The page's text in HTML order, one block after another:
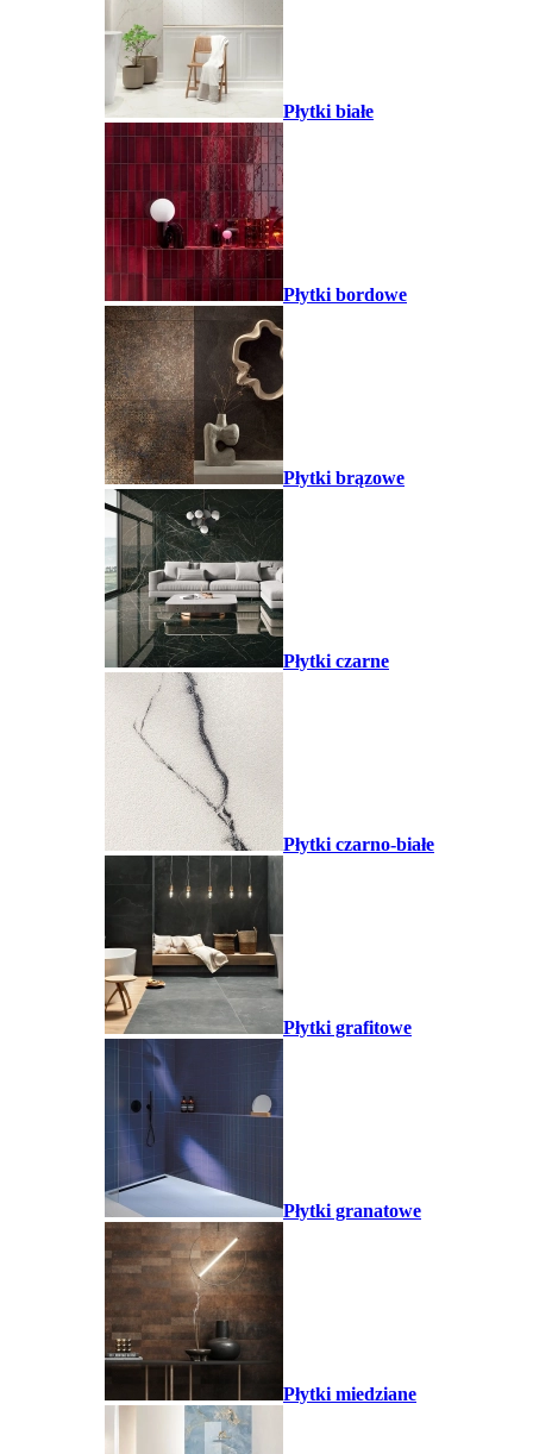
Płytki białe
Płytki bordowe
Płytki brązowe
Płytki czarne
Płytki czarno-białe
Płytki grafitowe
Płytki granatowe
Płytki miedziane